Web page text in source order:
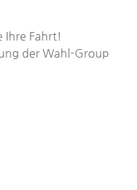
Ihre Fahrt!
der Wahl-Group